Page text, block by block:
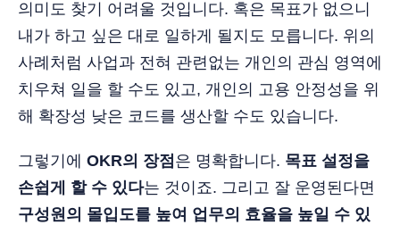
의미도 찾기 어려울 것입니다. 혹은 목표가 없으니
내가 하고 싶은 대로 일하게 될지도 모릅니다. 위의
사례처럼 사업과 전혀 관련없는 개인의 관심 영역에
치우쳐 일을 할 수도 있고, 개인의 고용 안정성을 위
해 확장성 낮은 코드를 생산할 수도 있습니다.
그렇기에 OKR의 장점 은 명확합니다. 목표 설정을
손쉽게 할 수 있다는 것이죠. 그리고 잘 운영된다면
구성원의 몰입도를 높여 업무의 효율을 높일 수 있